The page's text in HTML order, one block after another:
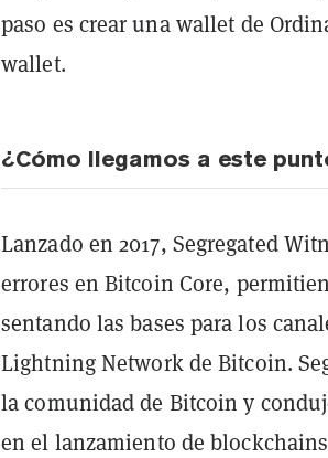
paso es crear una wallet de
wallet.
¿Cómo llegamos a este
Lanzado en 2017, Segregated
errores en Bitcoin Core,
sentando las bases para los
Lightning Network de Bitcoin.
la comunidad de Bitcoin y
en el lanzamiento de